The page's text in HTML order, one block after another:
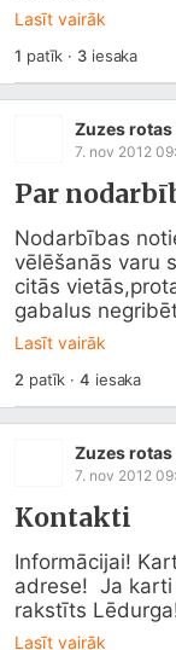
Lasīt vairāk
1 patīk · 3iesaka
Zuzes
7. nov 2012
Par
Nodarbības
vēlēšanās varu
citās
gabalus
Lasīt vairāk
2 patīk ·4 iesaka
Zuzes
7. nov 2012
Kontakti
Informācijai!
adrese!  Ja
rakstīts
Lasīt vairāk